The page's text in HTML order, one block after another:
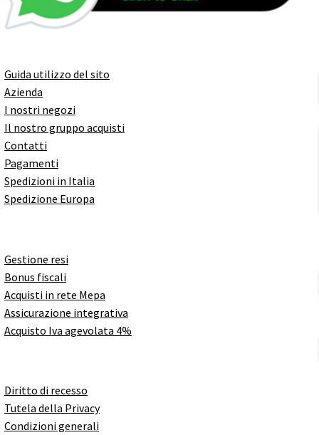
Guida utilizzo del sito
Azienda
I nostri negozi
Il nostro gruppo acquisti
Contatti
Pagamenti
Spedizioni in Italia
Spedizione Europa
Gestione resi
Bonus fiscali
Acquisti in rete Mepa
Assicurazione integrativa
Acquisto Iva agevolata 4%
Diritto di recesso
Tutela della Privacy
Condizioni generali